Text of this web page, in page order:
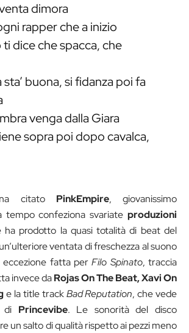
dimora
rapper che a inizio
ti dice che spacca, che
sta’ buona, si fidanza poi fa
venga dalla Giara
sopra poi dopo cavalca,
citato PinkEmpire, giovanissimo
tempo confeziona svariate produzioni
ha prodotto la quasi totalità di beat del
ventata di freschezza al suono
eccezione fatta perFilo Spinato, traccia
invece daRojas On The Beat, Xavi On
e la title trackBad Reputation, che vede
di Princevibe. Le sonorità del disco
un salto di qualità rispetto ai pezzi meno